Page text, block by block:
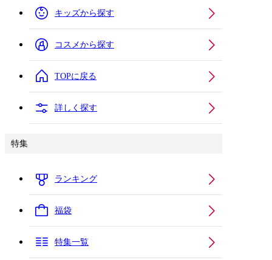
キッズから探す
コスメから探す
TOPに戻る
詳しく探す
特集
ランキング
福袋
特集一覧